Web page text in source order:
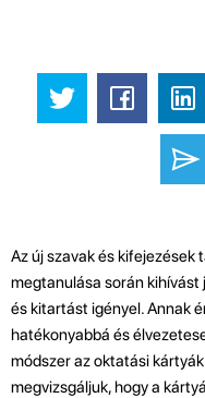
Az új szavak és kifejezések
megtanulása során
és kitartást igényel. Annak
hatékonyabbá és
módszer az oktatási
megvizsgáljuk, hogy a